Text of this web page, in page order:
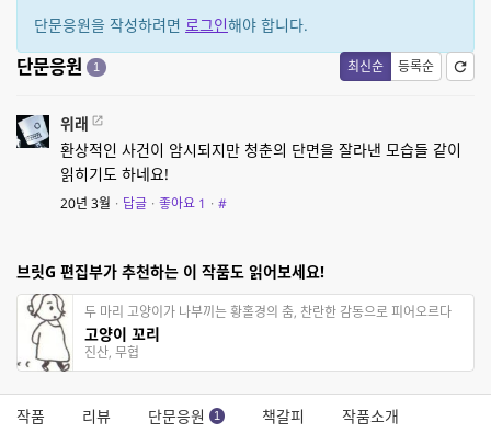
단문응원을 작성하려면 로그인해야 합니다.
최신순 등록순
단문응원 1
위래
환상적인 사건이 암시되지만 청춘의 단면을 잘라낸 모습들 같이
읽히기도 하네요!
20년 3월 · 답글 · 좋아요 1 · #
브릿G 편집부가 추천하는 이 작품도 읽어보세요!
두 마리 고양이가 나부끼는 황홀경의 춤, 찬란한 감동으로 피어오르다
고양이 꼬리
진산, 무협
작품 리뷰 단문응원 1 책갈피 작품소개